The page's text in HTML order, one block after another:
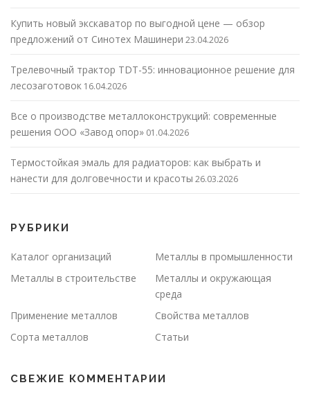
Купить новый экскаватор по выгодной цене — обзор
предложений от Синотех Машинери 23.04.2026
Трелевочный трактор TDT-55: инновационное решение для
лесозаготовок 16.04.2026
Все о производстве металлоконструкций: современные
решения ООО «Завод опор» 01.04.2026
Термостойкая эмаль для радиаторов: как выбрать и
нанести для долговечности и красоты 26.03.2026
РУБРИКИ
Каталог организаций
Металлы в промышленности
Металлы в строительстве
Металлы и окружающая
среда
Применение металлов
Свойства металлов
Сорта металлов
Статьи
СВЕЖИЕ КОММЕНТАРИИ